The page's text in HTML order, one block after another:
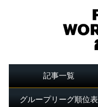
記事一覧
グループリーグ順位表